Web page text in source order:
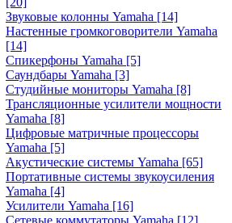
Звуковые колонны Yamaha [14]
Настенные громкоговорители Yamaha
[14]
Спикерфоны Yamaha [5]
Саундбары Yamaha [3]
Студийные мониторы Yamaha [8]
Трансляционные усилители мощности
Yamaha [8]
Цифровые матричные процессоры
Yamaha [5]
Акустические системы Yamaha [65]
Портативные системы звукоусиления
Yamaha [4]
Усилители Yamaha [16]
Сетевые коммутаторы Yamaha [12]